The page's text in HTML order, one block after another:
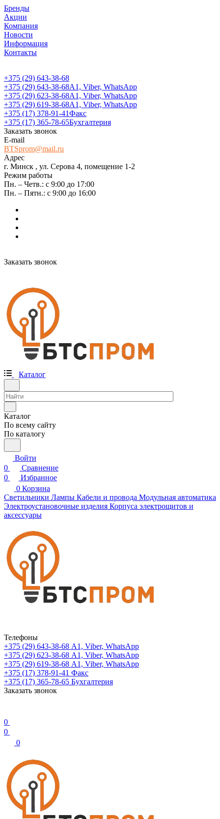
Бренды
Акции
Компания
Новости
Информация
Контакты
+375 (29) 643-38-68
+375 (29) 643-38-68А1, Viber, WhatsApp
+375 (29) 623-38-68А1, Viber, WhatsApp
+375 (29) 619-38-68А1, Viber, WhatsApp
+375 (17) 378-91-41Факс
+375 (17) 365-78-65Бухгалтерия
Заказать звонок
E-mail
BTSprom@mail.ru
Адрес
г. Минск , ул. Серова 4, помещение 1-2
Режим работы
Пн. – Четв.: с 9:00 до 17:00
Пн. – Пятн.: с 9:00 до 16:00
Заказать звонок
Каталог
Каталог
По всему сайту
По каталогу
Войти
0
Сравнение
0
Избранное
0 Корзина
Светильники Лампы Кабели и провода Модульная автоматика
Электроустановочные изделия Корпуса электрощитов и
аксессуары
Телефоны
+375 (29) 643-38-68 А1, Viber, WhatsApp
+375 (29) 623-38-68 А1, Viber, WhatsApp
+375 (29) 619-38-68 А1, Viber, WhatsApp
+375 (17) 378-91-41 Факс
+375 (17) 365-78-65 Бухгалтерия
Заказать звонок
0
0
0